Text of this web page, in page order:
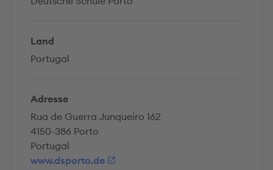
Land
Portugal
Adresse
Rua de Guerra Junqueiro 162
4150-386 Porto
Portugal
www.dsporto.de